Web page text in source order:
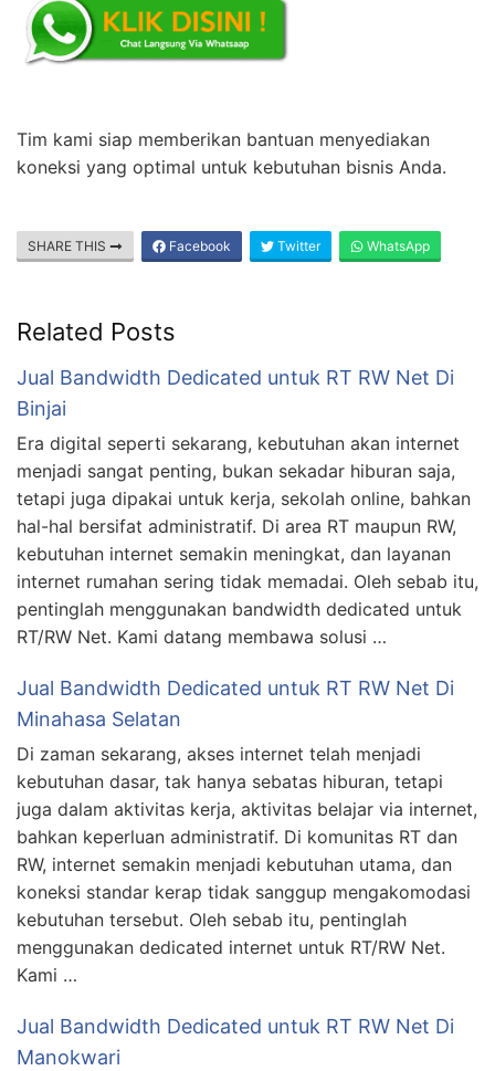
Tim kami siap memberikan bantuan menyediakan
koneksi yang optimal untuk kebutuhan bisnis Anda.
SHARE THIS Facebook Twitter WhatsApp
Related Posts
Jual Bandwidth Dedicated untuk RT RW Net Di
Binjai
Era digital seperti sekarang, kebutuhan akan internet
menjadi sangat penting, bukan sekadar hiburan saja,
tetapi juga dipakai untuk kerja, sekolah online, bahkan
hal-hal bersifat administratif. Di area RT maupun RW,
kebutuhan internet semakin meningkat, dan layanan
internet rumahan sering tidak memadai. Oleh sebab itu,
pentinglah menggunakan bandwidth dedicated untuk
RT/RW Net. Kami datang membawa solusi …
Jual Bandwidth Dedicated untuk RT RW Net Di
Minahasa Selatan
Di zaman sekarang, akses internet telah menjadi
kebutuhan dasar, tak hanya sebatas hiburan, tetapi
juga dalam aktivitas kerja, aktivitas belajar via internet,
bahkan keperluan administratif. Di komunitas RT dan
RW, internet semakin menjadi kebutuhan utama, dan
koneksi standar kerap tidak sanggup mengakomodasi
kebutuhan tersebut. Oleh sebab itu, pentinglah
menggunakan dedicated internet untuk RT/RW Net.
Kami …
Jual Bandwidth Dedicated untuk RT RW Net Di
Manokwari